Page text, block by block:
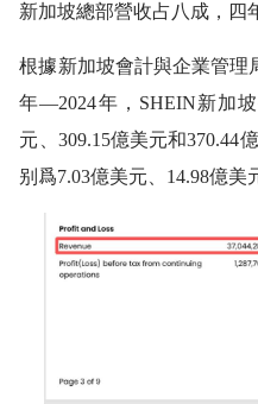
新加坡總部營收占八成，四
根據新加坡會計與企業管理
年—2024年，SHEIN新加
元、309.15億美元和370.44
别爲7.03億美元、14.98億美